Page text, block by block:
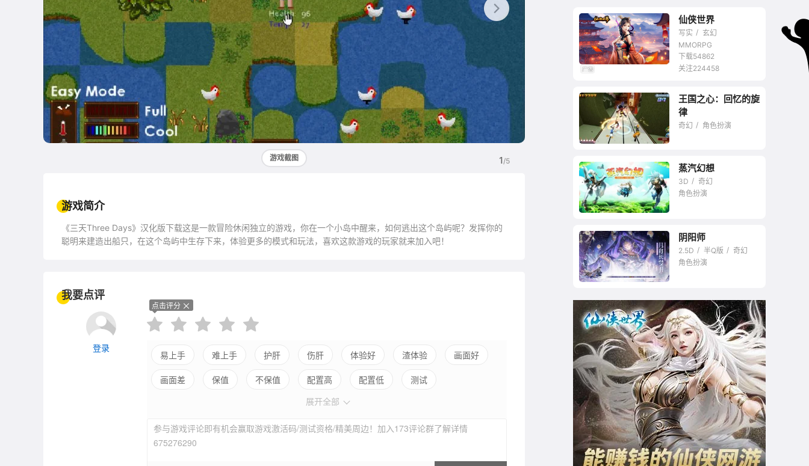
1/5
游戏截图
游戏简介
《三天Three Days》汉化版下载这是一款冒险休闲独立的游戏，你在一个小岛中醒来，如何逃出这个岛屿呢？发挥你的
聪明来建造出船只，在这个岛屿中生存下来，体验更多的模式和玩法，喜欢这款游戏的玩家就来加入吧！
我要点评
登录
点击评分
易上手 难上手 护肝 伤肝 体验好 渣体验 画面好
画面差 保值 不保值 配置高 配置低
测试
展开全部
参与游戏评论即有机会赢取游戏激活码/测试资格/精美周边！加入173评论群了解详情
675276290
仙侠世界
写实
玄幻
MMORPG
下载54862
关注224458
由光所编制的心，终
会化作热情，达成誓
约。
王国之心：回忆的旋
律
奇幻 角色扮演
蒸汽幻想
3D
奇幻
角色扮演
国内二次元卡牌游戏
的王者。
阴阳师
2.5D 半Q版
奇幻
角色扮演